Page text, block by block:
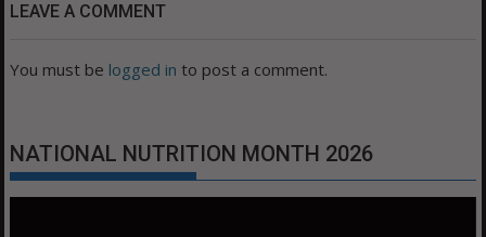
LEAVE A COMMENT
You must be logged in to post a comment.
NATIONAL NUTRITION MONTH 2026